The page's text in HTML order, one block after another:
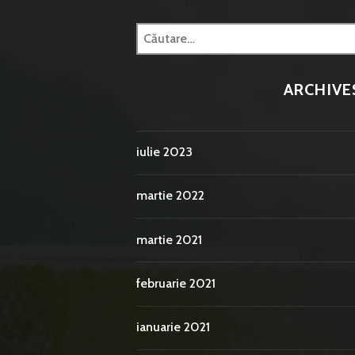
Caută
după:
iulie 2023
martie 2022
martie 2021
februarie 2021
ianuarie 2021